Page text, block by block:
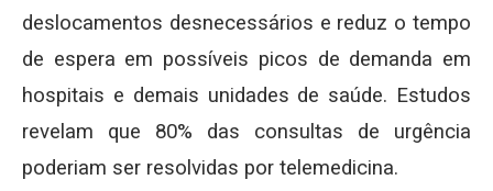
deslocamentos desnecessários e reduz o tempo
de espera em possíveis picos de demanda em
hospitais e demais unidades de saúde. Estudos
revelam que 80% das consultas de urgência
poderiam ser resolvidas por telemedicina.